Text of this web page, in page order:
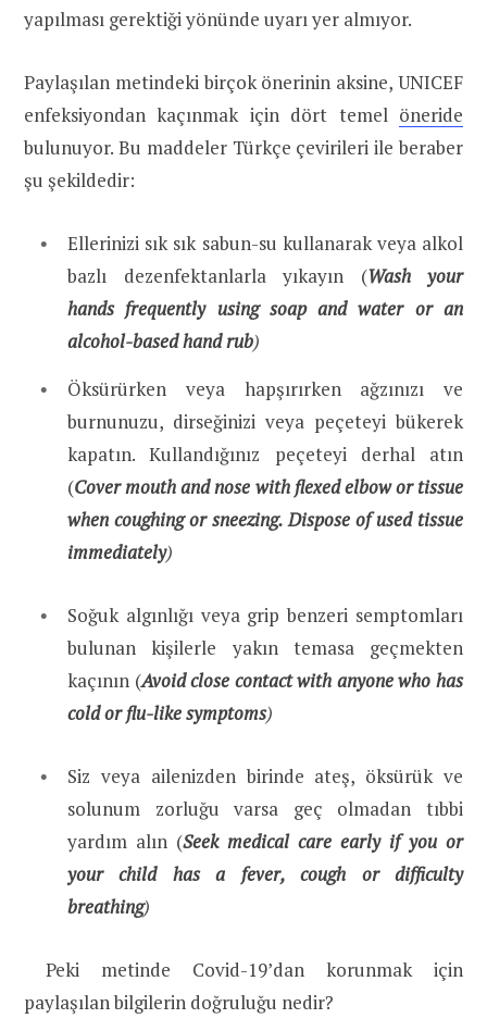
yapılması gerektiği yönünde uyarı yer almıyor.
Paylaşılan metindeki birçok önerinin aksine, UNICEF
enfeksiyondan kaçınmak için dört temel öneride
bulunuyor. Bu maddeler Türkçe çevirileri ile beraber
şu şekildedir:
Ellerinizi sık sık sabun-su kullanarak veya alkol
bazlı dezenfektanlarla yıkayın (Wash your
hands frequently using soap and water or an
alcohol-based hand rub)
Öksürürken veya hapşırırken ağzınızı ve
burnunuzu, dirseğinizi veya peçeteyi bükerek
kapatın. Kullandığınız peçeteyi derhal atın
(Cover mouth and nose with flexed elbow or tissue
when coughing or sneezing. Dispose of used tissue
immediately)
Soğuk algınlığı veya grip benzeri semptomları
bulunan kişilerle yakın temasa geçmekten
kaçının (Avoid close contact with anyone who has
cold or flu-like symptoms)
Siz veya ailenizden birinde ateş, öksürük ve
solunum zorluğu varsa geç olmadan tıbbi
yardım alın (Seekmedical care early if you or
your child has a fever, cough or difficulty
breathing)
Peki metinde Covid-19’dan korunmak için
paylaşılan bilgilerin doğruluğu nedir?